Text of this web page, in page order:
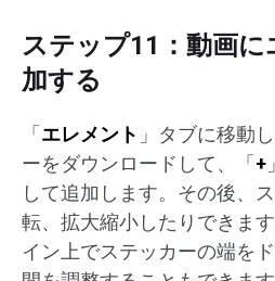
ステップ11：動画
加する
「 エレメント 」タブに移動
ーをダウンロードして、「 +
して追加します。その後、
転、拡大縮小したりできま
イン上でステッカーの端を